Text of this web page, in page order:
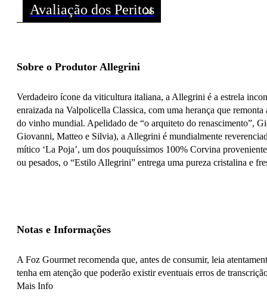
Avaliação dos Peritos
Sobre o Produtor Allegrini
Verdadeiro ícone da viticultura italiana, a Allegrini é a estrela
enraizada na Valpolicella Classica, com uma herança que
do vinho mundial. Apelidado de “o arquiteto do renascimento”,
Giovanni, Matteo e Silvia), a Allegrini é mundialmente
mítico ‘La Poja’, um dos pouquíssimos 100% Corvina
ou pesados, o “Estilo Allegrini” entrega uma pureza cristalina e
Notas e Informações
A Foz Gourmet recomenda que, antes de consumir, leia
tenha em atenção que poderão existir eventuais erros de
Mais Info